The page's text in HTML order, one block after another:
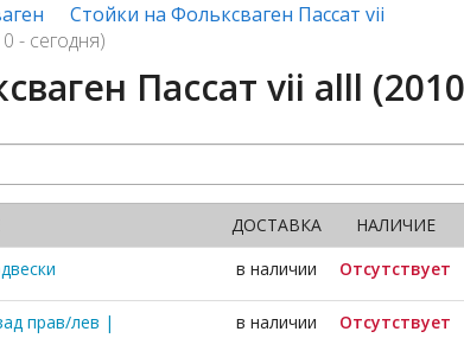
Стойки на Фольксваген Пассат vii
- сегодня)
Пассат vii alll
ДОСТАВКА НАЛИЧИЕ
в наличии Отсутствует
прав/лев | в наличии Отсутствует